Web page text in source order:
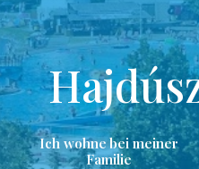
Ich wohne bei meiner
Familie